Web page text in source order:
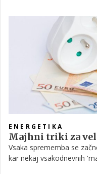
vode. Gre torej za
tradicionalnih ogrevalnih
naprednejšimi, okolju bolj
zmanjšamo porabo
ENERGETIKA
Majhni triki za
Vsaka sprememba se
kar nekaj vsakodnevnih